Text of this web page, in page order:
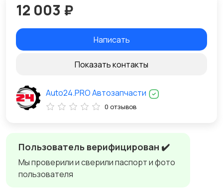
Пользователь верифицирован ✔️
Мы проверили и сверили паспорт и фото
пользователя
12 003 ₽
Написать
Показать контакты
Auto24.PRO Автозапчасти
0 отзывов